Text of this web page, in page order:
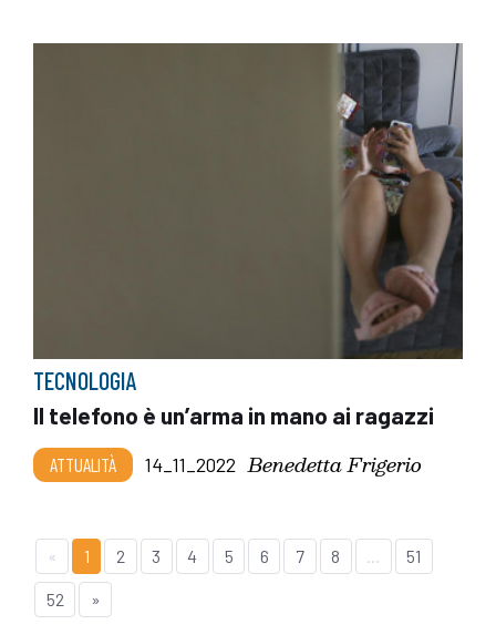
TECNOLOGIA
Il telefono è un’arma in mano ai ragazzi
ATTUALITÀ 14_11_2022 Benedetta Frigerio
« 1 2 3 4 5 6 7 8 ... 51
52 »